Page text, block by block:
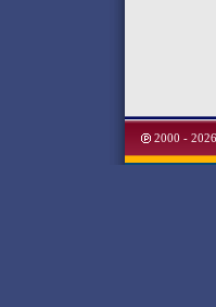
2000 - 2026